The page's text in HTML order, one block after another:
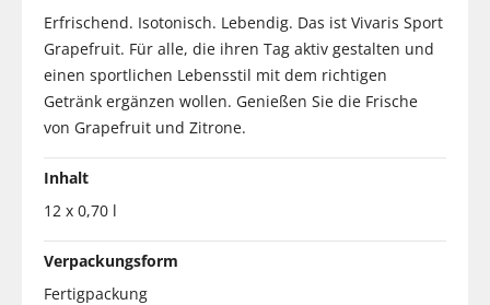
Erfrischend. Isotonisch. Lebendig. Das ist Vivaris Sport
Grapefruit. Für alle, die ihren Tag aktiv gestalten und
einen sportlichen Lebensstil mit dem richtigen
Getränk ergänzen wollen. Genießen Sie die Frische
von Grapefruit und Zitrone.
Inhalt
12 x 0,70 l
Verpackungsform
Fertigpackung